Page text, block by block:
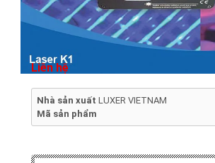
Liên hệ
Nhà sản xuất LUXER VIETNAM
Mã sản phẩm